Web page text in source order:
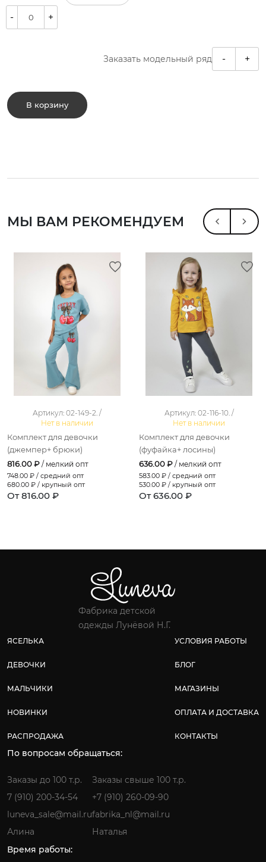
- +
Заказать модельный ряд - +
В корзину
МЫ ВАМ РЕКОМЕНДУЕМ
Артикул: 02-149-2. /
Нет в наличии
Комплект для девочки
(джемпер+ брюки)
816.00 ₽ / мелкий опт
748.00 ₽ / средний опт
680.00 ₽ / крупный опт
От 816.00 ₽
Артикул: 02-116-10. /
Нет в наличии
Комплект для девочки
(фуфайка+ лосины)
636.00 ₽ / мелкий опт
583.00 ₽ / средний опт
530.00 ₽ / крупный опт
От 636.00 ₽
Фабрика детской
одежды Лунёвой Н.Г.
ЯСЕЛЬКА
ДЕВОЧКИ
МАЛЬЧИКИ
НОВИНКИ
РАСПРОДАЖА
УСЛОВИЯ РАБОТЫ
БЛОГ
МАГАЗИНЫ
ОПЛАТА И ДОСТАВКА
КОНТАКТЫ
По вопросам обращаться:
Заказы до 100 т.р.
7 (910) 200-34-54
luneva_sale@mail.ru
Алина
Заказы свыше 100 т.р.
+7 (910) 260-09-90
fabrika_nl@mail.ru
Наталья
Время работы: